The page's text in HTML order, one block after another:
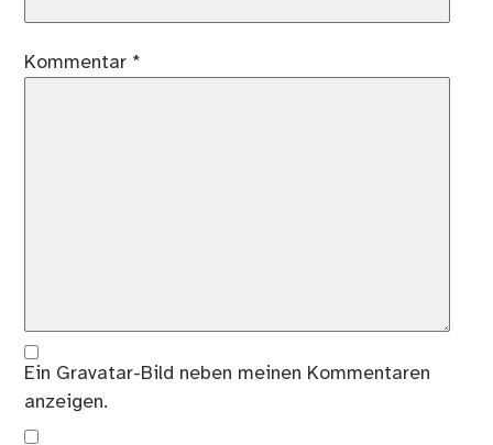
Kommentar *
Ein Gravatar-Bild neben meinen Kommentaren
anzeigen.